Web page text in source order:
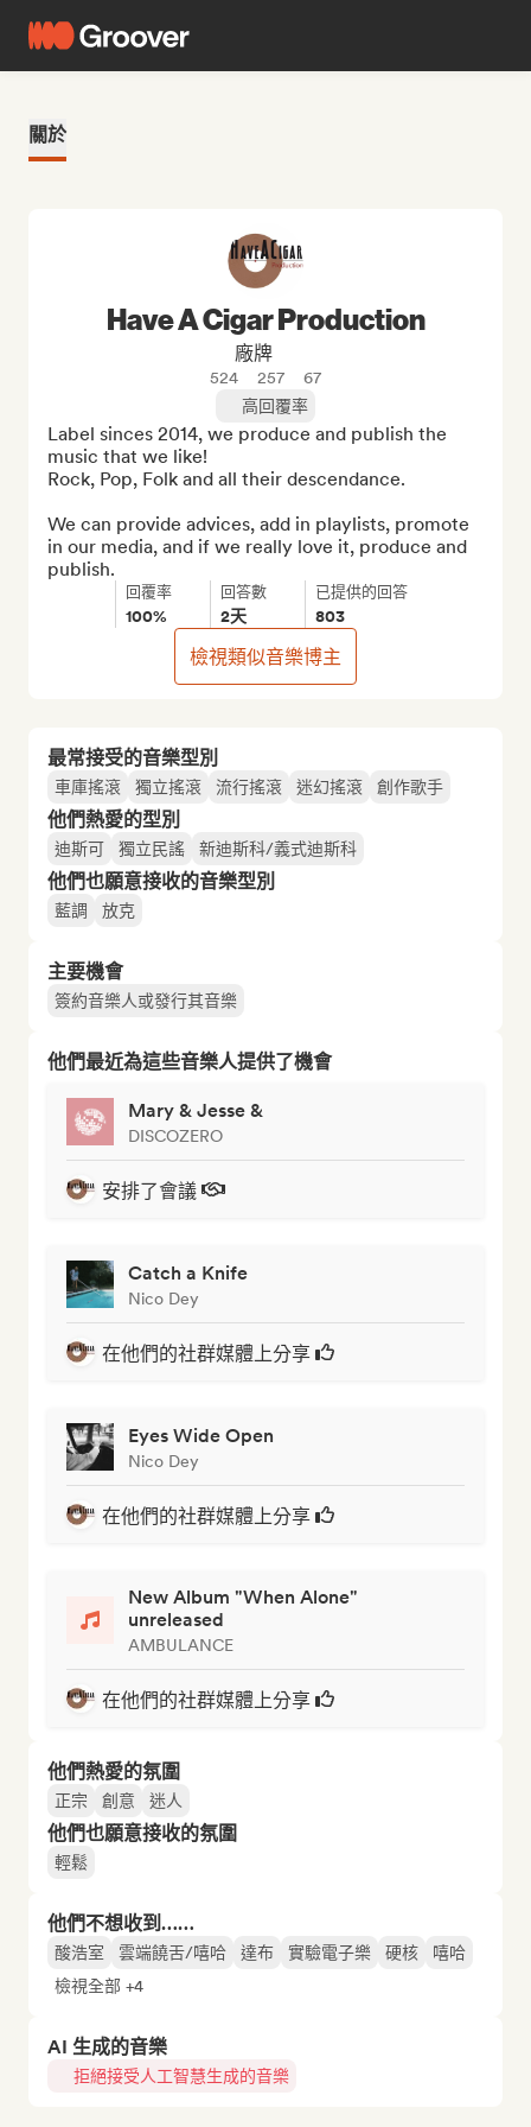
關於
最常接受的音樂型別
車庫搖滾 獨立搖滾 流行搖滾 迷幻搖滾 創作歌手
他們熱愛的型別
迪斯可 獨立民謠 新迪斯科/義式迪斯科
他們也願意接收的音樂型別
藍調 放克
主要機會
簽約音樂人或發行其音樂
他們最近為這些音樂人提供了機會
Mary & Jesse &
DISCOZERO
安排了會議
Catch a Knife
Nico Dey
在他們的社群媒體上分享
Eyes Wide Open
Nico Dey
在他們的社群媒體上分享
New Album "When Alone"
unreleased
AMBULANCE
在他們的社群媒體上分享
他們熱愛的氛圍
正宗 創意 迷人
他們也願意接收的氛圍
輕鬆
他們不想收到……
酸浩室 雲端饒舌/嘻哈 達布 實驗電子樂 硬核
嘻哈
檢視全部 +4
AI 生成的音樂
拒絕接受人工智慧生成的音樂
Have A Cigar Production
廠牌
524 257
67
高回覆率
Label sinces 2014, we produce and publish the
music that we like!
Rock, Pop, Folk and all their descendance.
We can provide advices, add in playlists, promote
in our media, and if we really love it, produce and
publish.
回覆率
100%
回答數
2天
已提供的回答
803
檢視類似音樂博主